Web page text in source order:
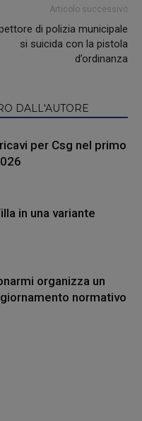
Articolo successivo
di polizia municipale
si suicida con la pistola
d’ordinanza
DALL'AUTORE
per Csg nel primo
in una variante
organizza un
normativo